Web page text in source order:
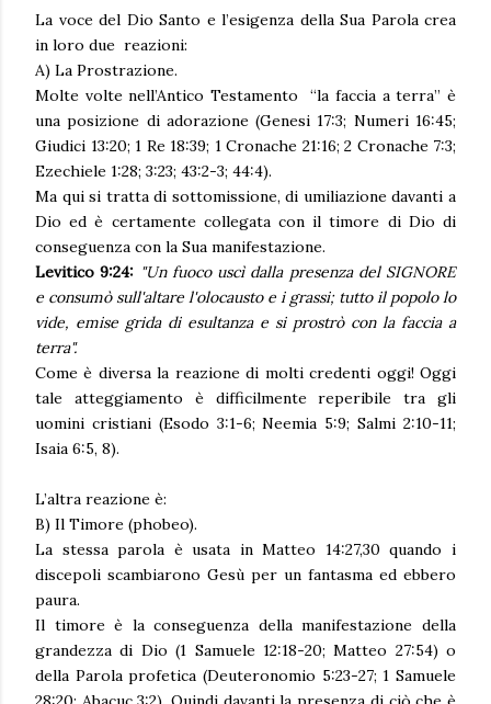
La voce del Dio Santo e l’esigenza della Sua Parola crea
in loro due reazioni:
A) La Prostrazione.
Molte volte nell’Antico Testamento “la faccia a terra” è
una posizione di adorazione (Genesi 17:3; Numeri 16:45;
Giudici 13:20; 1 Re 18:39; 1 Cronache 21:16; 2 Cronache 7:3;
Ezechiele 1:28; 3:23; 43:2-3; 44:4).
Ma qui si tratta di sottomissione, di umiliazione davanti a
Dio ed è certamente collegata con il timore di Dio di
conseguenza con la Sua manifestazione.
Levitico 9:24: "Un fuoco uscì dalla presenza del SIGNORE
e consumò sull'altare l'olocausto e i grassi; tutto il popolo lo
vide, emise grida di esultanza e si prostrò con la faccia a
terra".
Come è diversa la reazione di molti credenti oggi! Oggi
tale atteggiamento è difficilmente reperibile tra gli
uomini cristiani (Esodo 3:1-6; Neemia 5:9; Salmi 2:10-11;
Isaia 6:5, 8).
L’altra reazione è:
B) Il Timore (phobeo).
La stessa parola è usata in Matteo 14:27,30 quando i
discepoli scambiarono Gesù per un fantasma ed ebbero
paura.
Il timore è la conseguenza della manifestazione della
grandezza di Dio (1 Samuele 12:18-20; Matteo 27:54) o
della Parola profetica (Deuteronomio 5:23-27; 1 Samuele